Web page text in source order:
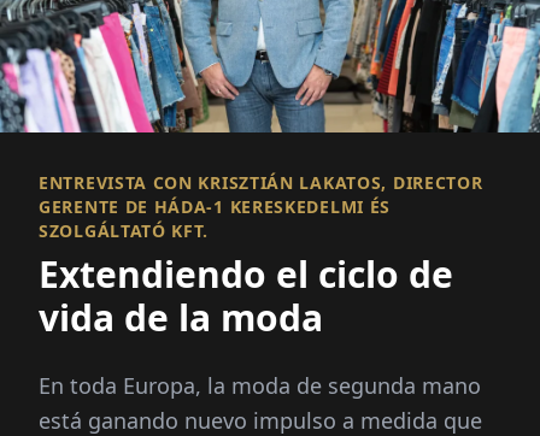
ENTREVISTA CON KRISZTIÁN LAKATOS, DIRECTOR
GERENTE DE HÁDA-1 KERESKEDELMI ÉS
SZOLGÁLTATÓ KFT.
Extendiendo el ciclo de
vida de la moda
En toda Europa, la moda de segunda mano
está ganando nuevo impulso a medida que